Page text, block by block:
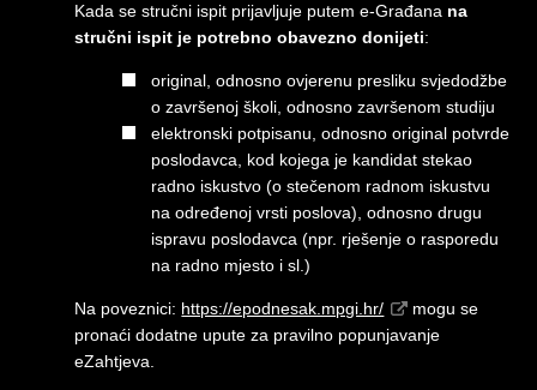
Kada se stručni ispit prijavljuje putem e-Građana na
stručni ispit je potrebno obavezno donijeti:
original, odnosno ovjerenu presliku svjedodžbe
o završenoj školi, odnosno završenom studiju
elektronski potpisanu, odnosno original potvrde
poslodavca, kod kojega je kandidat stekao
radno iskustvo (o stečenom radnom iskustvu
na određenoj vrsti poslova), odnosno drugu
ispravu poslodavca (npr. rješenje o rasporedu
na radno mjesto i sl.)
Na poveznici: https://epodnesak.mpgi.hr/
mogu se
pronaći dodatne upute za pravilno popunjavanje
eZahtjeva.